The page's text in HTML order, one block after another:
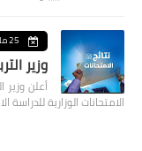
25 مايو 2026
وزير
أعلن وزير
الامتحانات الوزارية للدراسة